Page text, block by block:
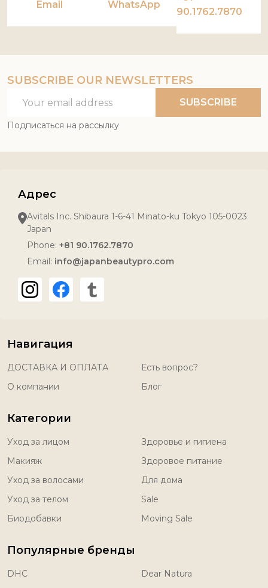
Email WhatsApp
90.1762.7870
SUBSCRIBE OUR NEWSLETTERS
Address
SUBSCRIBE
Подписаться на рассылку
Адрес
Avitals Inc. Shibaura 1-6-41 Minato-ku Tokyo 105-0023
Japan
Phone: +81 90.1762.7870
Email: info@japanbeautypro.com
Навигация
ДОСТАВКА И ОПЛАТА
О компании
Есть вопрос?
Блог
Категории
Уход за лицом
Макияж
Уход за волосами
Уход за телом
Биодобавки
Здоровье и гигиена
Здоровое питание
Для дома
Sale
Moving Sale
Популярные бренды
DHC
Dear Natura